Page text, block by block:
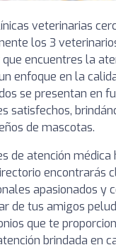
veterinarias
los 3
encuentres la
enfoque en la
se presentan en
satisfechos,
de mascotas.
de atención médica
encontrarás
apasionados y
de tus amigos
que te
brindada en